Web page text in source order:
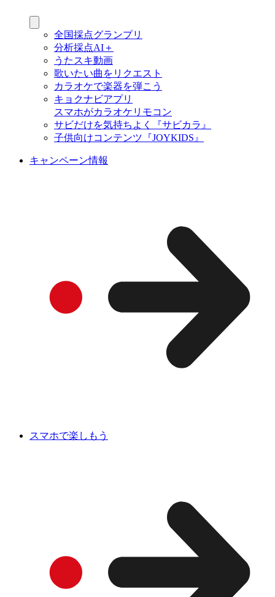
全国採点グランプリ
分析採点AI＋
うたスキ動画
歌いたい曲をリクエスト
カラオケで楽器を弾こう
キョクナビアプリ
スマホがカラオケリモコン
サビだけを気持ちよく『サビカラ』
子供向けコンテンツ『JOYKIDS』
キャンペーン情報
スマホで楽しもう